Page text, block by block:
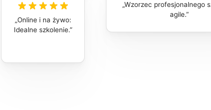
Online i na żywo:
Idealne szkolenie.
Wzorzec profesjonalnego
agile.